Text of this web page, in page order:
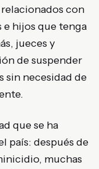
con
e hijos que tenga
jueces y
de suspender
sin necesidad de
que se ha
país: después de
muchas